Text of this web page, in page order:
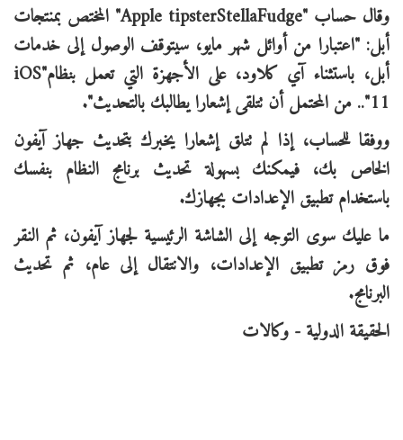
وقال حساب "Apple tipsterStellaFudge" المختص بمنتجات
أبل: "اعتبارا من أوائل شهر مايو، سيتوقف الوصول إلى خدمات
أبل، باستثناء آي كلاود، على الأجهزة التي تعمل بنظام"iOS
11".. من المحتمل أن تتلقى إشعارا يطالبك بالتحديث".
ووفقا للحساب، إذا لم تتلق إشعارا يخبرك بتحديث جهاز آيفون
الخاص بك، فيمكنك بسهولة تحديث برنامج النظام بنفسك
باستخدام تطبيق الإعدادات بجهازك.
ما عليك سوى التوجه إلى الشاشة الرئيسية لجهاز آيفون، ثم النقر
فوق رمز تطبيق الإعدادات، والانتقال إلى عام، ثم تحديث
البرنامج.
الحقيقة الدولية - وكالات